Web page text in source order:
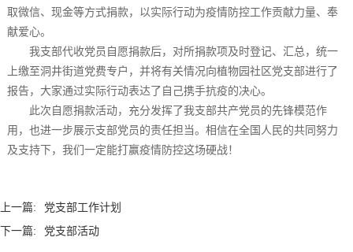
取微信、现金等方式捐款，以实际行动为疫情防控工作贡献力量、奉
献爱心。
我支部代收党员自愿捐款后，对所捐款项及时登记、汇总，统一
上缴至洞井街道党费专户，并将有关情况向植物园社区党支部进行了
报告， 大家通过实际行动表达了 自己携手抗疫的决心。
此次自愿捐款活动，充分发挥了我支部共产党员的先锋模范作
用，也进一步展示支部党员 的责任担当。相信在全国人民的共同努力
及支持下，我们一定能打赢疫情防控这场硬战！
上一篇:
党支部工作计划
下一篇:
党支部活动